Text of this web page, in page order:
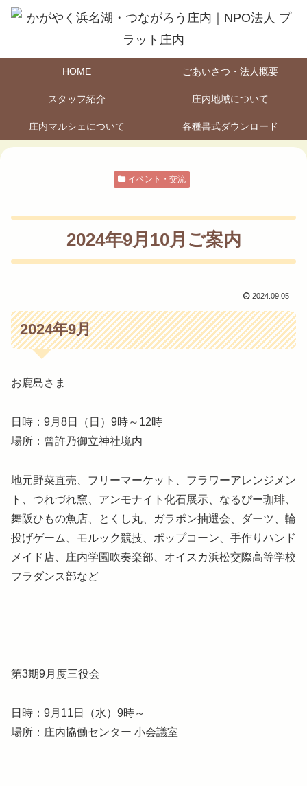
HOME ごあいさつ・法人概要
スタッフ紹介 庄内地域について
庄内マルシェについて 各種書式ダウンロード
イベント・交流
2024年9月10月ご案内
2024.09.05
2024年9月
お鹿島さま
日時：9月8日（日）9時～12時
場所：曾許乃御立神社境内
地元野菜直売、フリーマーケット、フラワーアレンジメン
ト、つれづれ窯、アンモナイト化石展示、なるぴー珈琲、
舞阪ひもの魚店、とくし丸、ガラポン抽選会、ダーツ、輪
投げゲーム、モルック競技、ポップコーン、手作りハンド
メイド店、庄内学園吹奏楽部、オイスカ浜松交際高等学校
フラダンス部など
第3期9月度三役会
日時：9月11日（水）9時～
場所：庄内協働センター 小会議室